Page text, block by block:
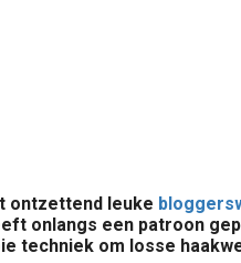
ontzettend leuke
onlangs een patroon
om losse